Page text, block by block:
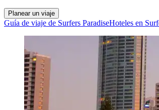
Planear un viaje
Guía de viaje de Surfers ParadiseHoteles en